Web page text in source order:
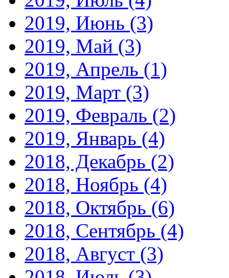
2019, Июнь (3)
2019, Май (3)
2019, Апрель (1)
2019, Март (3)
2019, Февраль (2)
2019, Январь (4)
2018, Декабрь (2)
2018, Ноябрь (4)
2018, Октябрь (6)
2018, Сентябрь (4)
2018, Август (3)